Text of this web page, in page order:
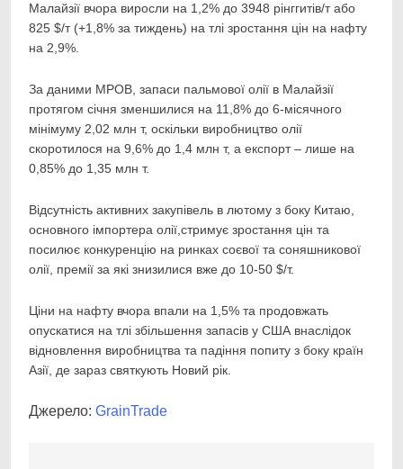
Малайзії вчора виросли на 1,2% до 3948 рінггитів/т або
825 $/т (+1,8% за тиждень) на тлі зростання цін на нафту
на 2,9%.
За даними МРОВ, запаси пальмової олії в Малайзії
протягом січня зменшилися на 11,8% до 6-місячного
мінімуму 2,02 млн т, оскільки виробництво олії
скоротилося на 9,6% до 1,4 млн т, а експорт – лише на
0,85% до 1,35 млн т.
Відсутність активних закупівель в лютому з боку Китаю,
основного імпортера олії,стримує зростання цін та
посилює конкуренцію на ринках соєвої та соняшникової
олії, премії за які знизилися вже до 10-50 $/т.
Ціни на нафту вчора впали на 1,5% та продовжать
опускатися на тлі збільшення запасів у США внаслідок
відновлення виробництва та падіння попиту з боку країн
Азії, де зараз святкують Новий рік.
Джерело: GrainTrade